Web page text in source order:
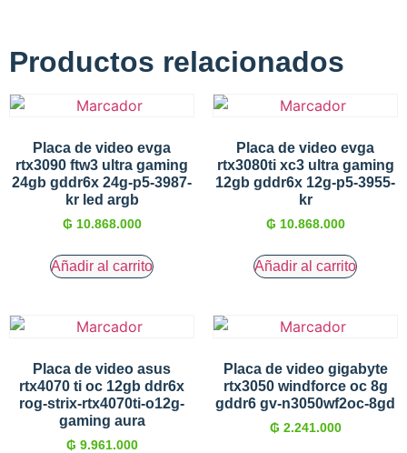
Productos relacionados
Placa de video evga
rtx3090 ftw3 ultra gaming
24gb gddr6x 24g-p5-3987-
kr led argb
₲ 10.868.000
Añadir al carrito
Placa de video evga
rtx3080ti xc3 ultra gaming
12gb gddr6x 12g-p5-3955-
kr
₲ 10.868.000
Añadir al carrito
Placa de video asus
rtx4070 ti oc 12gb ddr6x
rog-strix-rtx4070ti-o12g-
gaming aura
₲ 9.961.000
Placa de video gigabyte
rtx3050 windforce oc 8g
gddr6 gv-n3050wf2oc-8gd
₲ 2.241.000